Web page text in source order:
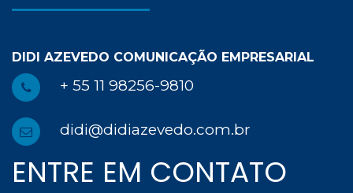
DIDI AZEVEDO COMUNICAÇÃO EMPRESARIAL
+ 55 11 98256-9810
didi@didiazevedo.com.br
ENTRE EM CONTATO